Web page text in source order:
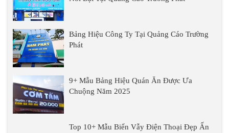
Bảng Hiệu Công Ty Tại Quảng Cáo Trường
Phát
9+ Mẫu Bảng Hiệu Quán Ăn Được Ưa
Chuộng Năm 2025
Top 10+ Mẫu Biển Vẫy Điện Thoại Đẹp Ấn